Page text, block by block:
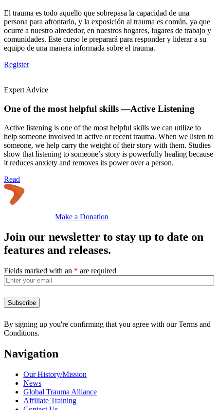
El trauma es todo aquello que sobrepasa la capacidad de una
persona para afrontarlo, y la exposición al trauma es común, ya que
ocurre a nuestro alrededor, en nuestros hogares, lugares de trabajo y
comunidades. Este curso le preparará para responder y liderar a su
equipo de una manera informada sobre el trauma.
Register
Expert Advice
One of the most helpful skills —Active Listening
Active listening is one of the most helpful skills we can utilize to
help someone involved in active or recent trauma. When we listen to
someone, we help carry the weight of their story with them. Studies
show that listening to someone’s story is powerfully healing because
it reduces anxiety and removes its power over a person.
Read
Make a Donation
Join our newsletter to stay up to date on
features and releases.
Fields marked with an * are required
By signing up you're confirming that you agree with our Terms and
Conditions.
Navigation
Our History/Mission
News
Global Trauma Alliance
Affiliate Training